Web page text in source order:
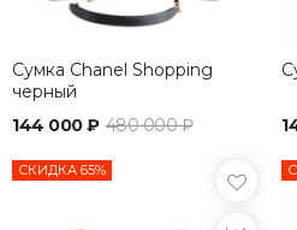
Сумка Chanel Shopping
черный
144 000 ₽ 480 000 ₽
СКИДКА 65%